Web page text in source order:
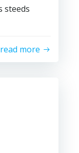
steeds
read more